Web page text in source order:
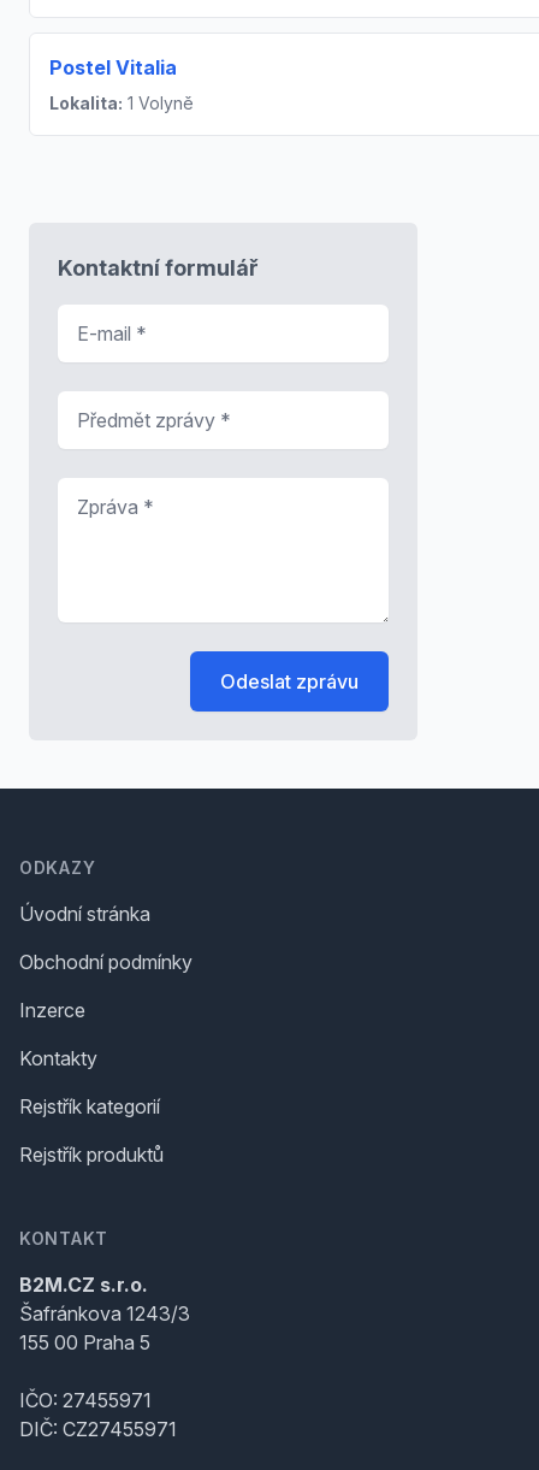
Postel Vitalia
Lokalita: 1 Volyně
Kontaktní formulář
Odeslat zprávu
ODKAZY
Úvodní stránka
Obchodní podmínky
Inzerce
Kontakty
Rejstřík kategorií
Rejstřík produktů
KONTAKT
B2M.CZ s.r.o.
Šafránkova 1243/3
155 00 Praha 5
IČO: 27455971
DIČ: CZ27455971